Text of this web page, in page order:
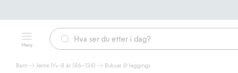
Meny
Barn Jente 1½–8 år (86–134) Bukser & leggings